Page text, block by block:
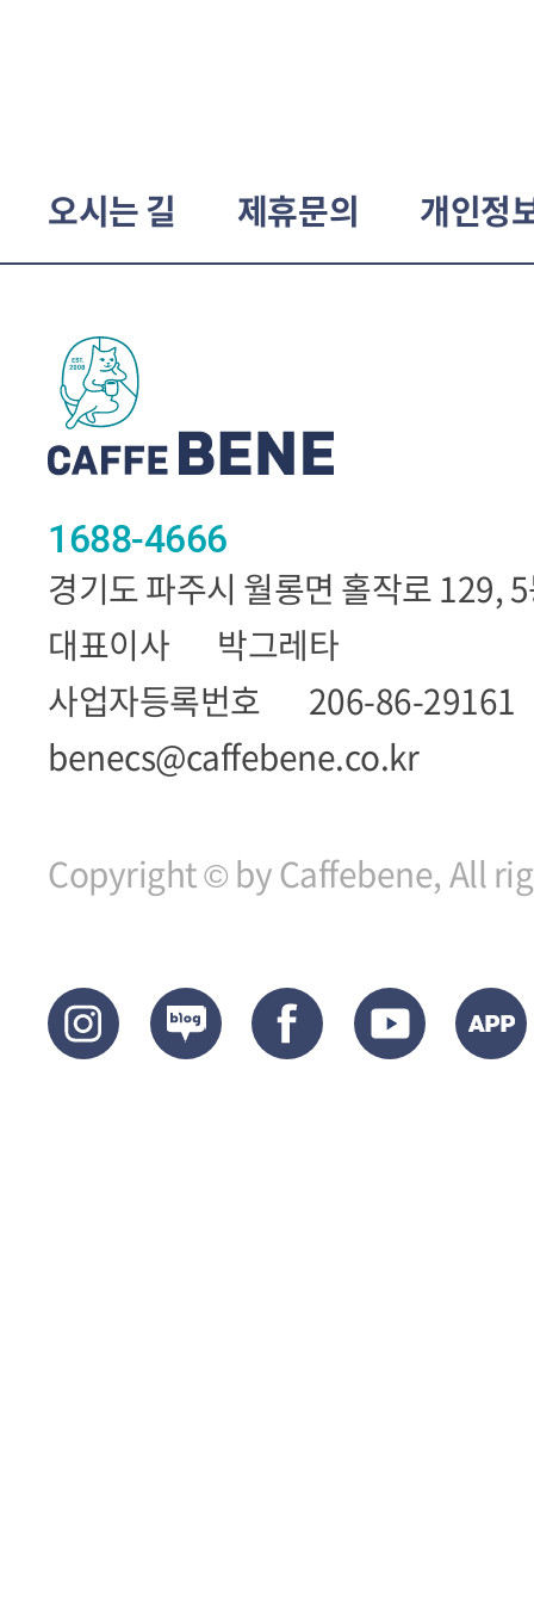
오시는 길 제휴문의 개인정
1688-4666
경기도 파주시 월롱면 홀작로 129,
대표이사
박그레타
사업자등록번호
206-86-29161
benecs@caffebene.co.kr
Copyright © by Caffebene, All